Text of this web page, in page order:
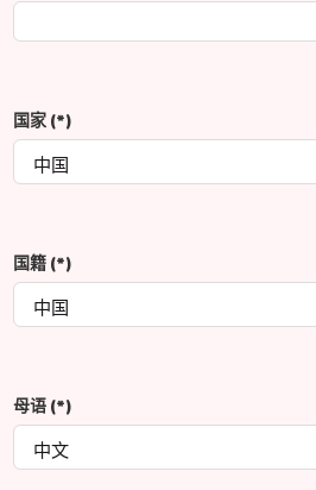
国家 (*)
国籍 (*)
母语 (*)